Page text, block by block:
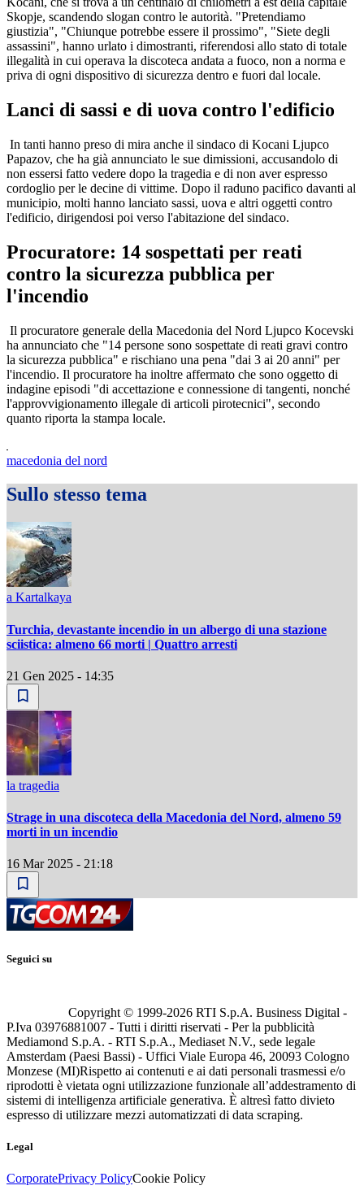
Skopje, scandendo slogan contro le autorità. "Pretendiamo
giustizia", "Chiunque potrebbe essere il prossimo", "Siete degli
assassini", hanno urlato i dimostranti, riferendosi allo stato di totale
illegalità in cui operava la discoteca andata a fuoco, non a norma e
priva di ogni dispositivo di sicurezza dentro e fuori dal locale.
Lanci di sassi e di uova contro l'edificio
In tanti hanno preso di mira anche il sindaco di Kocani Ljupco
Papazov, che ha già annunciato le sue dimissioni, accusandolo di
non essersi fatto vedere dopo la tragedia e di non aver espresso
cordoglio per le decine di vittime. Dopo il raduno pacifico davanti al
municipio, molti hanno lanciato sassi, uova e altri oggetti contro
l'edificio, dirigendosi poi verso l'abitazione del sindaco.
Procuratore: 14 sospettati per reati
contro la sicurezza pubblica per
l'incendio
Il procuratore generale della Macedonia del Nord Ljupco Kocevski
ha annunciato che "14 persone sono sospettate di reati gravi contro
la sicurezza pubblica" e rischiano una pena "dai 3 ai 20 anni" per
l'incendio. Il procuratore ha inoltre affermato che sono oggetto di
indagine episodi "di accettazione e connessione di tangenti, nonché
l'approvvigionamento illegale di articoli pirotecnici", secondo
quanto riporta la stampa locale.
macedonia del nord
Sullo stesso tema
a Kartalkaya
Turchia, devastante incendio in un albergo di una stazione
sciistica: almeno 66 morti | Quattro arresti
21 Gen 2025 - 14:35
la tragedia
Strage in una discoteca della Macedonia del Nord, almeno 59
morti in un incendio
16 Mar 2025 - 21:18
Seguici su
Copyright © 1999-2026 RTI S.p.A. Business Digital -
P.Iva 03976881007 - Tutti i diritti riservati - Per la pubblicità
Mediamond S.p.A. - RTI S.p.A., Mediaset N.V., sede legale
Amsterdam (Paesi Bassi) - Uffici Viale Europa 46, 20093 Cologno
Monzese (MI)Rispetto ai contenuti e ai dati personali trasmessi e/o
riprodotti è vietata ogni utilizzazione funzionale all’addestramento di
sistemi di intelligenza artificiale generativa. È altresì fatto divieto
espresso di utilizzare mezzi automatizzati di data scraping.
Legal
CorporatePrivacy PolicyCookie Policy